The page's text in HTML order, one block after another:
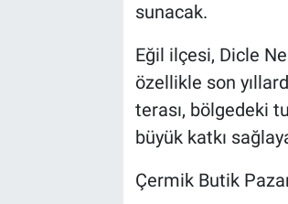
sunacak.
Eğil ilçesi, Dicle
özellikle son
terası, bölgedeki
büyük katkı
Çermik Butik